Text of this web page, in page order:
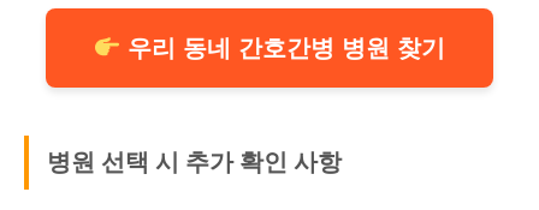
우리 동네 간호간병 병원 찾기
병원 선택 시 추가 확인 사항